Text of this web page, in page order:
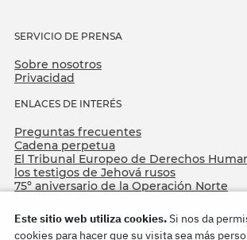
SERVICIO DE PRENSA
Sobre nosotros
Privacidad
ENLACES DE INTERÉS
Preguntas frecuentes
Cadena perpetua
El Tribunal Europeo de Derechos
los testigos de Jehová rusos
75º aniversario de la Operación Norte
Este sitio web utiliza cookies.Si nos da
cookies para hacer que su visita sea más